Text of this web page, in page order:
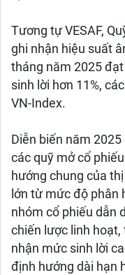
Tương tự VESAF,
ghi nhận hiệu suất
tháng năm 2025
sinh lời hơn 11%,
VN-Index.
Diễn biến năm
các quỹ mở cổ
hướng chung của
lớn từ mức độ phân
nhóm cổ phiếu dẫn
chiến lược linh hoạt,
nhận mức sinh lời
định hướng dài hạn